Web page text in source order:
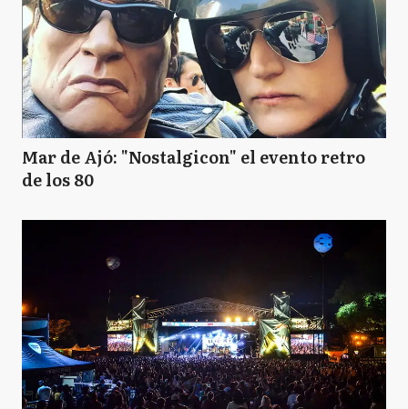
Mar de Ajó: "Nostalgicon" el evento retro
de los 80